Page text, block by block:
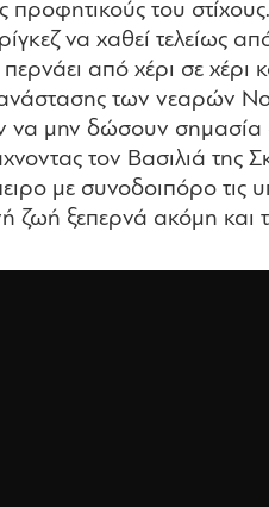
προφητικούς του
να χαθεί τελείως
από χέρι σε χέρι
των νεαρών
μην δώσουν σημασία
τον Βασιλιά της
με συνοδοιπόρο τις
ζωή ξεπερνά ακόμη και